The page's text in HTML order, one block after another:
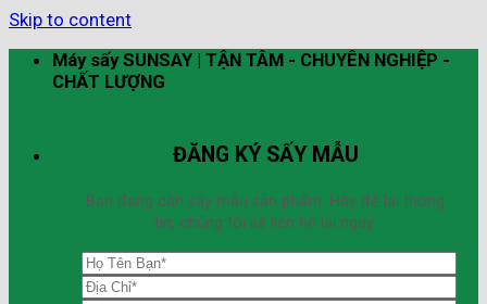
Skip to content
Máy sấy SUNSAY | TẬN TÂM - CHUYÊN NGHIỆP -
CHẤT LƯỢNG
ĐĂNG KÝ SẤY MẪU
Bạn đang cần sấy mẫu sản phẩm. Hãy để lại thông
tin, chúng tôi sẽ liên hệ lại ngay.